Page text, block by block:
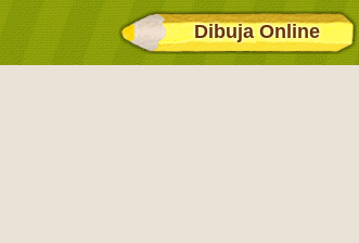
Dibuja Online